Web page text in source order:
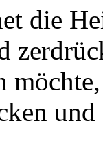
die
und